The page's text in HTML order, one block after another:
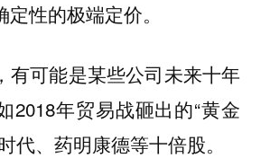
性的极端定价。
有可能是某些公司未来十年
2018年贸易战砸出的“黄金
代、药明康德等十倍股。